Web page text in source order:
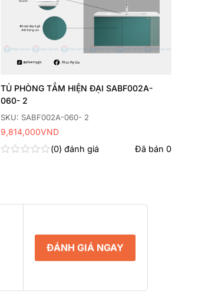
SKU: SABF002A-060- 2
TỦ PHÒNG TẮM HIỆN ĐẠI SABF002A-
060- 2
0 đánh giá Đã bán0
9,814,000VND
ĐÁNH GIÁ NGAY